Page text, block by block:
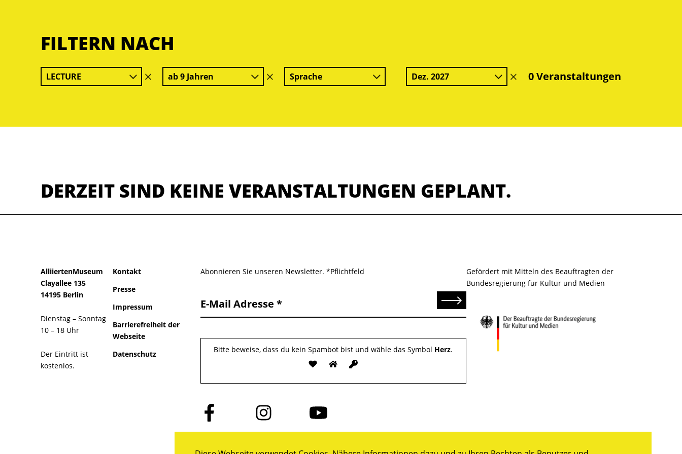
FILTERN NACH
LECTURE
Filter
löschen
ab 9 Jahren
Filter
löschen
Sprache Dez. 2027
Filter0 Veranstaltungen
DERZEIT SIND KEINE VERANSTALTUNGEN GEPLANT.
AlliiertenMuseum
Clayallee 135
14195 Berlin
Dienstag – Sonntag
10 – 18 Uhr
Der Eintritt ist
kostenlos.
Kontakt
Presse
Impressum
Barrierefreiheit der
Webseite
Datenschutz
Abonnieren Sie unseren Newsletter. *Pflichtfeld
E-Mail Adresse Senden
Bitte beweise, dass du kein Spambot bist und wähle das Symbol Herz.
Folge
uns
auf
Folge
uns
auf
Folge
uns
auf
Gefördert mit Mitteln des Beauftragten der
Bundesregierung für Kultur und Medien